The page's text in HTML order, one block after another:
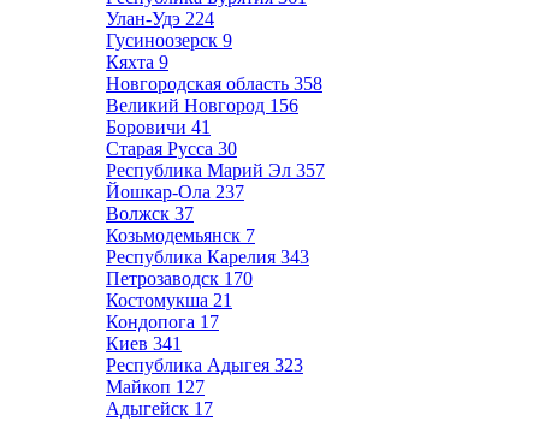
Улан-Удэ 224
Гусиноозерск 9
Кяхта 9
Новгородская область 358
Великий Новгород 156
Боровичи 41
Старая Русса 30
Республика Марий Эл 357
Йошкар-Ола 237
Волжск 37
Козьмодемьянск 7
Республика Карелия 343
Петрозаводск 170
Костомукша 21
Кондопога 17
Киев 341
Республика Адыгея 323
Майкоп 127
Адыгейск 17